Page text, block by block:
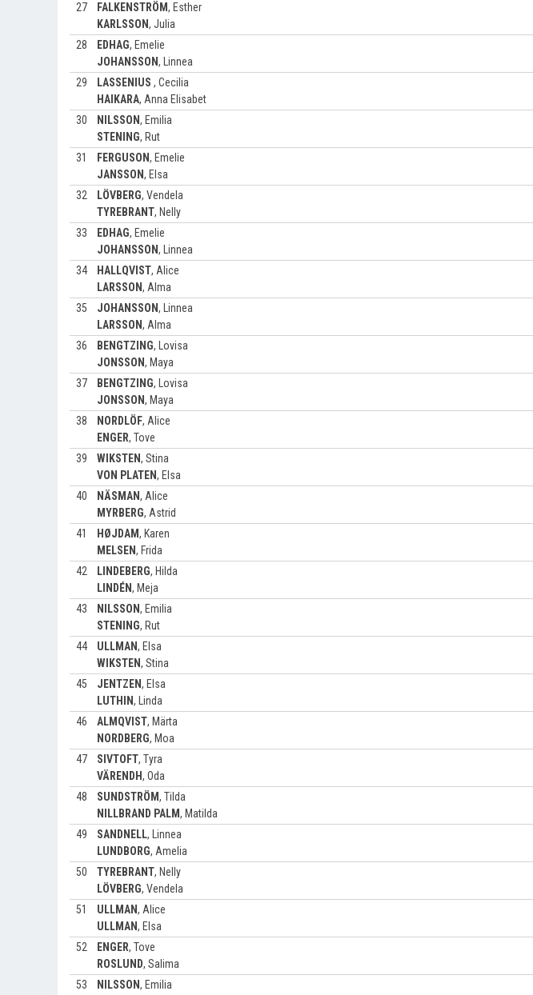
27 FALKENSTRÖM, Esther
KARLSSON, Julia
28 EDHAG, Emelie
JOHANSSON, Linnea
29 LASSENIUS , Cecilia
HAIKARA, Anna Elisabet
30 NILSSON, Emilia
STENING, Rut
31 FERGUSON, Emelie
JANSSON, Elsa
32 LÖVBERG, Vendela
TYREBRANT, Nelly
33 EDHAG, Emelie
JOHANSSON, Linnea
34 HALLQVIST, Alice
LARSSON, Alma
35 JOHANSSON,
Linnea
LARSSON, Alma
36 BENGTZING,
Lovisa
JONSSON, Maya
37 BENGTZING,
Lovisa
JONSSON, Maya
38 NORDLÖF, Alice
ENGER, Tove
39 WIKSTEN, Stina
VON PLATEN, Elsa
40 NÄSMAN, Alice
MYRBERG, Astrid
41 HØJDAM, Karen
MELSEN, Frida
42 LINDEBERG, Hilda
LINDÉN, Meja
43 NILSSON, Emilia
STENING, Rut
44 ULLMAN, Elsa
WIKSTEN, Stina
45 JENTZEN, Elsa
LUTHIN, Linda
46 ALMQVIST, Märta
NORDBERG, Moa
47 SIVTOFT, Tyra
VÄRENDH, Oda
48 SUNDSTRÖM, Tilda
NILLBRAND PALM, Matilda
49 SANDNELL,
Linnea
LUNDBORG, Amelia
50 TYREBRANT, Nelly
LÖVBERG, Vendela
51 ULLMAN, Alice
ULLMAN, Elsa
52 ENGER, Tove
ROSLUND, Salima
53 NILSSON, Emilia